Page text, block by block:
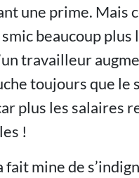
une prime. Mais
beaucoup plus
travailleur
toujours que le
plus les salaires
!
mine de